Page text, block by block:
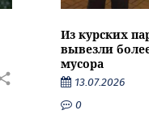
Из курских
вывезли
мусора
13.07.2026
0